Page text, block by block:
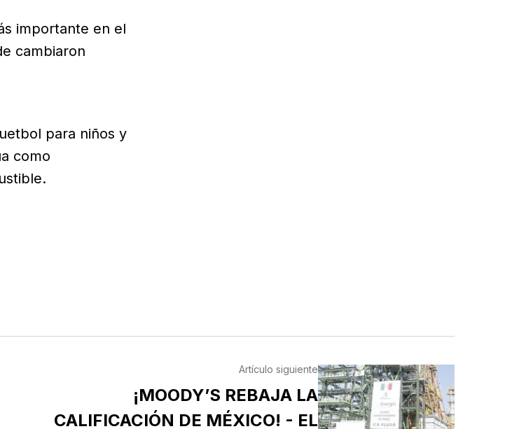
importante en el
cambiaron
para niños y
como
Artículo siguiente
¡MOODY’S REBAJA LA
CALIFICACIÓN DE MÉXICO! - EL